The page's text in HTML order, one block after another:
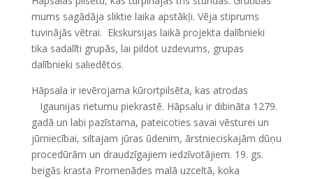
mums sagādāja sliktie laika apstākļi. Vēja stiprums
tuvinājās vētrai. Ekskursijas laikā projekta dalībnieki
tika sadalīti grupās, lai pildot uzdevums, grupas
dalībnieki saliedētos.
Hāpsala ir ievērojama kūrortpilsēta, kas atrodas
Igaunijas rietumu piekrastē. Hāpsalu ir dibināta 1279.
gadā un labi pazīstama, pateicoties savai vēsturei un
jūrniecībai, siltajam jūras ūdenim, ārstnieciskajām dūņu
procedūrām un draudzīgajiem iedzīvotājiem. 19. gs.
beigās krasta Promenādes malā uzceltā, koka